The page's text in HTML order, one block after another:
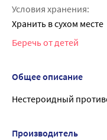
Условия хранения:
Хранить в сухом месте
Беречь от детей
Общее описание
Нестероидный
Производитель